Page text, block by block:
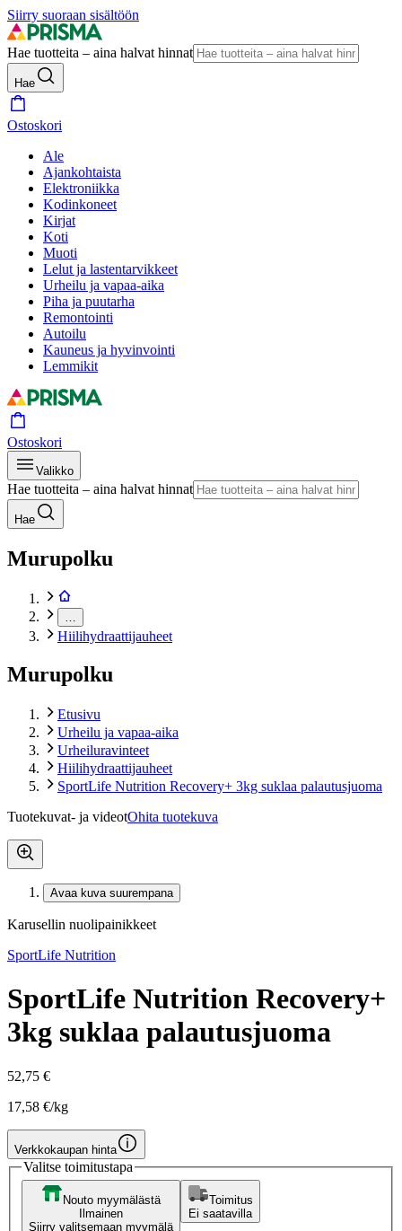
Siirry suoraan sisältöön
Hae tuotteita – aina halvat hinnat
Hae
Ostoskori
Ale
Ajankohtaista
Elektroniikka
Kodinkoneet
Kirjat
Koti
Muoti
Lelut ja lastentarvikkeet
Urheilu ja vapaa-aika
Piha ja puutarha
Remontointi
Autoilu
Kauneus ja hyvinvointi
Lemmikit
Ostoskori
Valikko
Hae tuotteita – aina halvat hinnat
Hae
Murupolku
Hiilihydraattijauheet
Murupolku
Etusivu
Urheilu ja vapaa-aika
Urheiluravinteet
Hiilihydraattijauheet
SportLife Nutrition Recovery+ 3kg suklaa palautusjuoma
Tuotekuvat- ja videotOhita tuotekuva
Avaa kuva suurempana
Karusellin nuolipainikkeet
SportLife Nutrition
SportLife Nutrition Recovery+
3kg suklaa palautusjuoma
52,75 €
17,58 €/kg
Verkkokaupan hinta
Valitse toimitustapa
Nouto myymälästä
Ilmainen
Siirry valitsemaan myymälä
Toimitus
Ei saatavilla